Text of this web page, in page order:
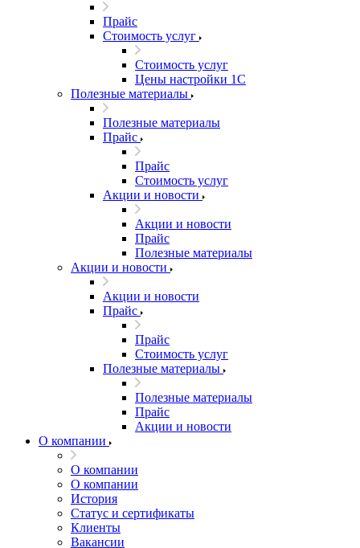
Прайс
Стоимость услуг
Стоимость услуг
Цены настройки 1С
Полезные материалы
Полезные материалы
Прайс
Прайс
Стоимость услуг
Акции и новости
Акции и новости
Прайс
Полезные материалы
Акции и новости
Акции и новости
Прайс
Прайс
Стоимость услуг
Полезные материалы
Полезные материалы
Прайс
Акции и новости
О компании
О компании
О компании
История
Статус и сертификаты
Клиенты
Вакансии